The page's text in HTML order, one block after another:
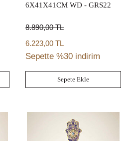
6X41X41CM WD - GRS22
8.890,00TL
6.223,00 TL
Sepette %30 indirim
Sepete Ekle